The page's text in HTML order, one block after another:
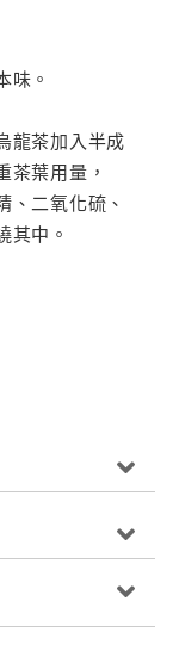
味。
龍茶加入半成
茶葉用量，
、二氧化硫、
其中。